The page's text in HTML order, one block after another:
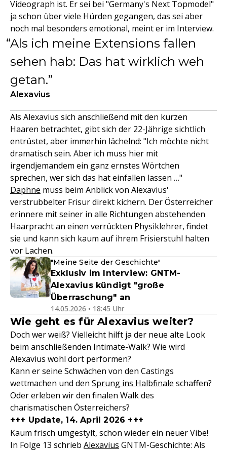
Videograph ist. Er sei bei "Germany's Next Topmodel"
ja schon über viele Hürden gegangen, das sei aber
noch mal besonders emotional, meint er im Interview.
Als ich meine Extensions fallen
sehen hab: Das hat wirklich weh
getan.
Alexavius
Als Alexavius sich anschließend mit den kurzen
Haaren betrachtet, gibt sich der 22-Jährige sichtlich
entrüstet, aber immerhin lächelnd: "Ich möchte nicht
dramatisch sein. Aber ich muss hier mit
irgendjemandem ein ganz ernstes Wörtchen
sprechen, wer sich das hat einfallen lassen …"
Daphne muss beim Anblick von Alexavius'
verstrubbelter Frisur direkt kichern. Der Österreicher
erinnere mit seiner in alle Richtungen abstehenden
Haarpracht an einen verrückten Physiklehrer, findet
sie und kann sich kaum auf ihrem Frisierstuhl halten
vor Lachen.
"Meine Seite der Geschichte"
Exklusiv im Interview: GNTM-
Alexavius kündigt "große
Überraschung" an
14.05.2026 • 18:45 Uhr
Wie geht es für Alexavius weiter?
Doch wer weiß? Vielleicht hilft ja der neue alte Look
beim anschließenden Intimate-Walk? Wie wird
Alexavius wohl dort performen?
Kann er seine Schwächen von den Castings
wettmachen und den Sprung ins Halbfinale schaffen?
Oder erleben wir den finalen Walk des
charismatischen Österreichers?
+++ Update, 14. April 2026 +++
Kaum frisch umgestylt, schon wieder ein neuer Vibe!
In Folge 13 schrieb Alexavius GNTM-Geschichte: Als